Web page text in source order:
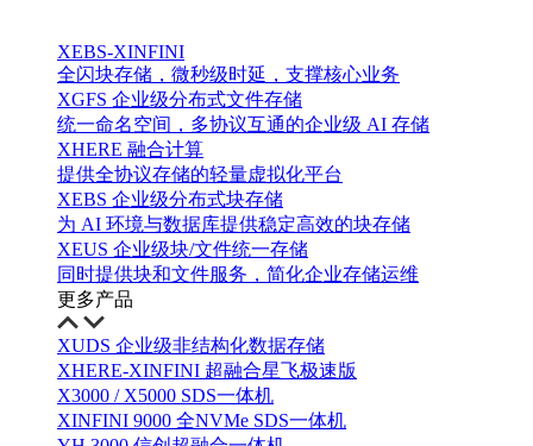
XEBS-XINFINI
全闪块存储，微秒级时延，支撑核心业务
XGFS 企业级分布式文件存储
统一命名空间，多协议互通的企业级 AI 存储
XHERE 融合计算
提供全协议存储的轻量虚拟化平台
XEBS 企业级分布式块存储
为 AI 环境与数据库提供稳定高效的块存储
XEUS 企业级块/文件统一存储
同时提供块和文件服务，简化企业存储运维
更多产品
XUDS 企业级非结构化数据存储
XHERE-XINFINI 超融合星飞极速版
X3000 / X5000 SDS一体机
XINFINI 9000 全NVMe SDS一体机